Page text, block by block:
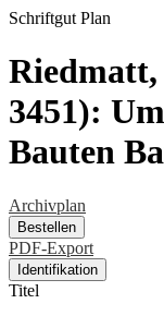
Schriftgut Plan
Riedmatt,
3451):
Bauten
Archivplan
Bestellen
PDF-Export
Identifikation
Titel